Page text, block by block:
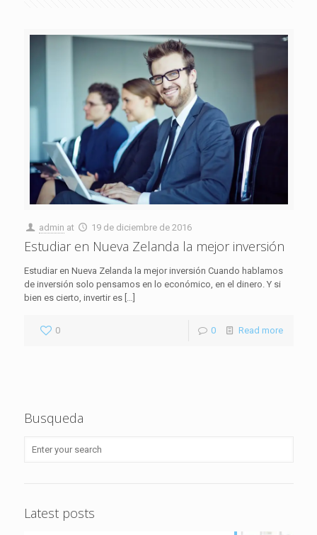
admin at 19 de diciembre de 2016
Estudiar en Nueva Zelanda la mejor inversión
Estudiar en Nueva Zelanda la mejor inversión Cuando hablamos
de inversión solo pensamos en lo económico, en el dinero. Y si
bien es cierto, invertir es[…]
0 0 Read more
Busqueda
Latest posts